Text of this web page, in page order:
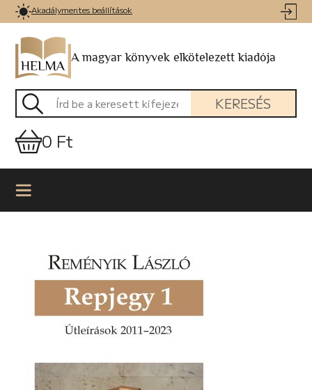
Akadálymentes beállítások
A magyar könyvek elkötelezett kiadója
KERESÉS
0 Ft